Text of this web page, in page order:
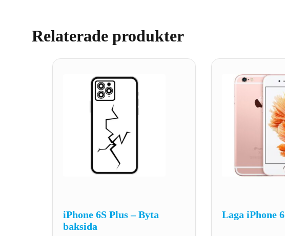
Relaterade produkter
iPhone 6S Plus – Byta
baksida
Laga iPhone 6